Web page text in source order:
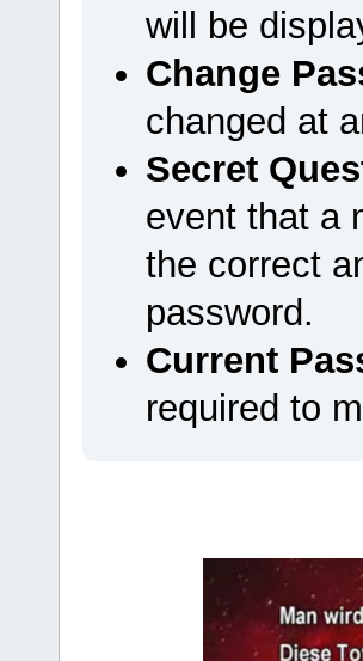
will be
Change
changed at
Secret
event that a
the correct
password.
Current
required to